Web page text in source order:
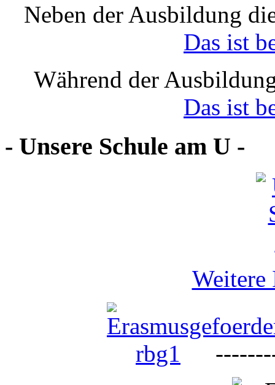
Neben der Ausbildung
Das ist
Während der
Das ist
- Unsere Schule am U -
Weitere